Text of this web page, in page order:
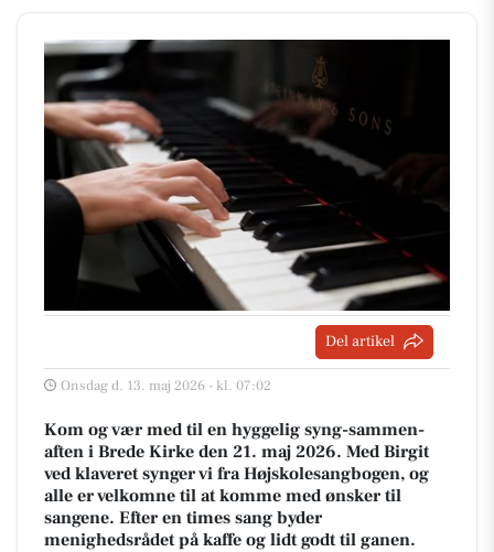
Del artikel
Onsdag d. 13. maj 2026 - kl. 07:02
Kom og vær med til en hyggelig syng-sammen-
aften i Brede Kirke den 21. maj 2026. Med Birgit
ved klaveret synger vi fra Højskolesangbogen, og
alle er velkomne til at komme med ønsker til
sangene. Efter en times sang byder
menighedsrådet på kaffe og lidt godt til ganen.